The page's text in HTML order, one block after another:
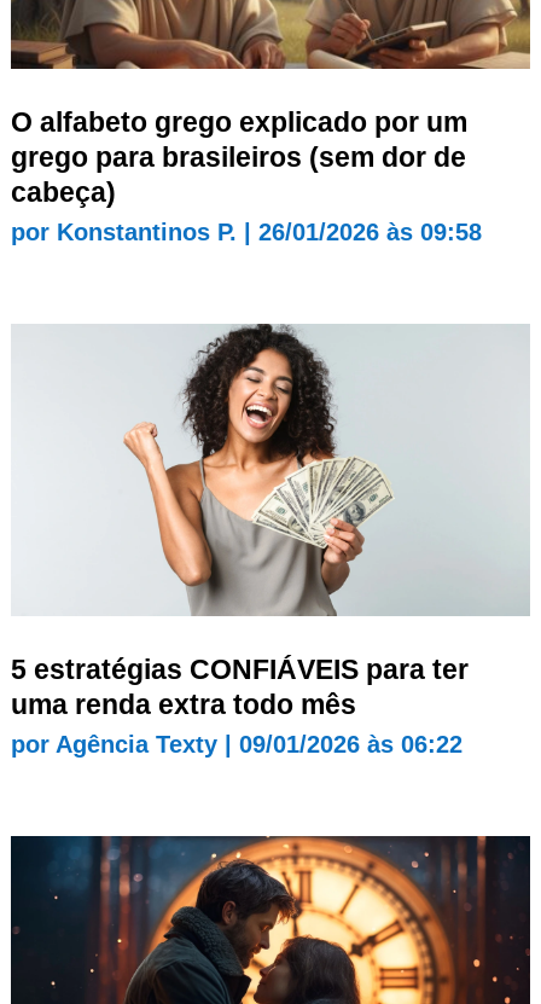
O alfabeto grego explicado por um
grego para brasileiros (sem dor de
cabeça)
por Konstantinos P. 26/01/2026 às 09:58
5 estratégias CONFIÁVEIS para ter
uma renda extra todo mês
por Agência Texty| 09/01/2026 às 06:22